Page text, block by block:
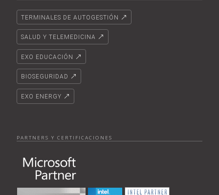
TERMINALES DE AUTOGESTIÓN
SALUD Y TELEMEDICINA
EXO EDUCACIÓN
BIOSEGURIDAD
EXO ENERGY
PARTNERS Y CERTIFICACIONES